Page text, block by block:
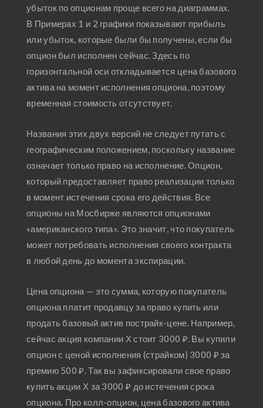
убыток по опционам проще всего на диаграммах.
В Примерах 1 и 2 графики показывают прибыль
или убыток, которые были бы получены, если бы
опцион был исполнен сейчас. Здесь по
горизонтальной оси откладывается цена базового
актива на момент исполнения опциона, поэтому
временная стоимость отсутствует.
Названия этих двух версий не следует путать с
географическим положением, поскольку название
означает только право на исполнение. Опцион,
который предоставляет право реализации только
в момент истечения срока его действия. Все
опционы на Мосбирже являются опционами
«американского типа». Это значит, что покупатель
может потребовать исполнения своего контракта
в любой день до момента экспирации.
Цена опциона — это сумма, которую покупатель
опциона платит продавцу за право купить или
продать базовый актив пострайк-цене. Например,
сейчас акция компании Х стоит 3000 ₽. Вы купили
опцион с ценой исполнения (страйком) 3000 ₽ за
премию 500 ₽. Так вы зафиксировали свое право
купить акции Х за 3000 ₽ до истечения срока
опциона. Про колл-опцион, цена базового актива